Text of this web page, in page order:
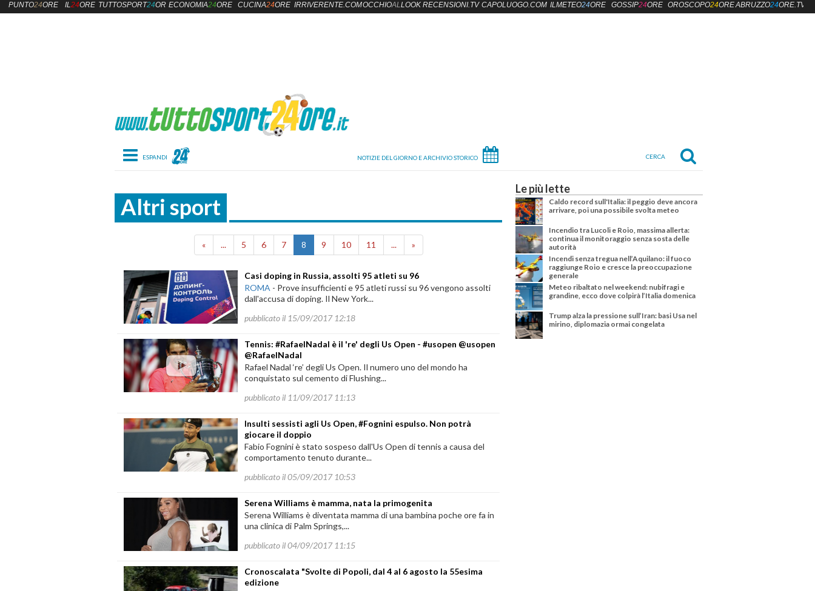
Toggle navigation
Altri sport
« ... 5 6 7 8 9 10 11 ... »
Casi doping in Russia, assolti 95 atleti su 96
ROMA - Prove insufficienti e 95 atleti russi su 96 vengono assolti
dall'accusa di doping. Il New York...
pubblicato il 15/09/2017 12:18
Tennis: #RafaelNadal è il 're' degli Us Open - #usopen @usopen
@RafaelNadal
Rafael Nadal ‘re’ degli Us Open. Il numero uno del mondo ha
conquistato sul cemento di Flushing...
pubblicato il 11/09/2017 11:13
Insulti sessisti agli Us Open, #Fognini espulso. Non potrà
giocare il doppio
Fabio Fognini è stato sospeso dall'Us Open di tennis a causa del
comportamento tenuto durante...
pubblicato il 05/09/2017 10:53
Serena Williams è mamma, nata la primogenita
Serena Williams è diventata mamma di una bambina poche ore fa in
una clinica di Palm Springs,...
pubblicato il 04/09/2017 11:15
Cronoscalata "Svolte di Popoli, dal 4 al 6 agosto la 55esima
edizione
Le più lette
Caldo record sull'Italia: il peggio deve ancora
arrivare, poi una possibile svolta meteo
Incendio tra Lucoli e Roio, massima allerta:
continua il monitoraggio senza sosta delle
autorità
Incendi senza tregua nell’Aquilano: il fuoco
raggiunge Roio e cresce la preoccupazione
generale
Meteo ribaltato nel weekend: nubifragi e
grandine, ecco dove colpirà l’Italia domenica
Trump alza la pressione sull’Iran: basi Usa nel
mirino, diplomazia ormai congelata
PUNTO24ORE IL24ORE TUTTOSPORT24OREECONOMIA24ORE CUCINA24ORE IRRIVERENTE.COMOCCHIOALLOOK RECENSIONI.TV CAPOLUOGO.COM ILMETEO24ORE GOSSIP24ORE OROSCOPO24OREABRUZZO24ORE.TV